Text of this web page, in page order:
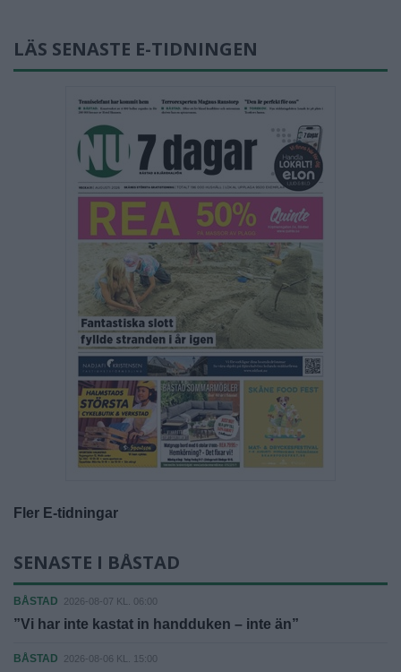
LÄS SENASTE E-TIDNINGEN
Fler E-tidningar
SENASTE I BÅSTAD
BÅSTAD 2026-08-07 KL. 06:00
”Vi har inte kastat in handduken – inte än”
BÅSTAD 2026-08-06 KL. 15:00